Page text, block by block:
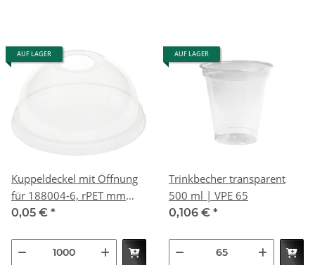
AUF LAGER
Kuppeldeckel mit Öffnung
für 188004-6, rPET mm
(Farbe: Transparent /
0,05 € *
AUF LAGER
Trinkbecher transparent
500 ml | VPE 65
0,106 € *